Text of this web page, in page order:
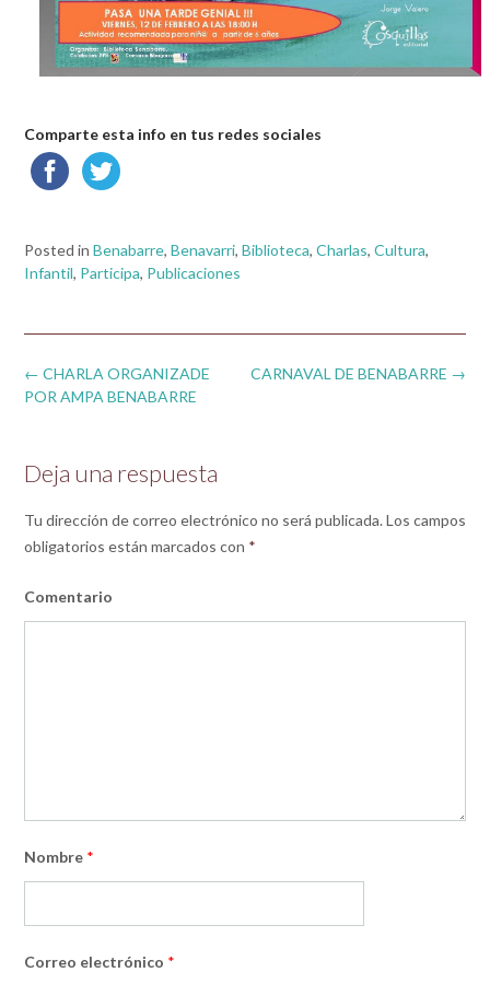
Comparte esta info en tus redes sociales
Posted in Benabarre, Benavarri, Biblioteca, Charlas, Cultura,
Infantil, Participa, Publicaciones
Post
navigation
CARNAVAL DE BENABARRE →
← CHARLA ORGANIZADE
POR AMPA BENABARRE
Deja una respuesta
Tu dirección de correo electrónico no será publicada. Los campos
obligatorios están marcados con *
Comentario
Nombre *
Correo electrónico *